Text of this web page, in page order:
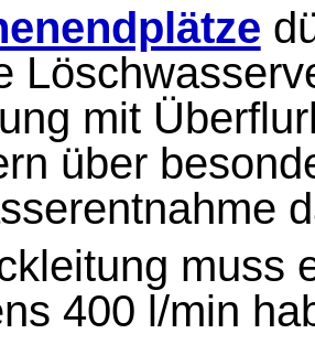
mit
über
muss
400 l/min